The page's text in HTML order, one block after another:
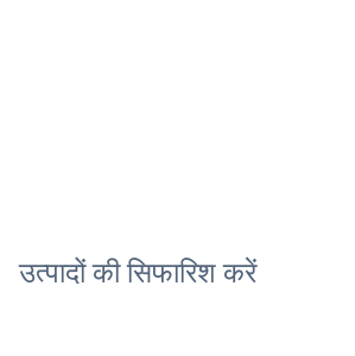
उत्पादों की सिफारिश करें